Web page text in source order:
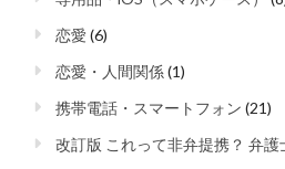
恋愛 (6)
恋愛・人間関係(1)
携帯電話・スマートフォン (21)
改訂版 これって非弁提携？ 弁